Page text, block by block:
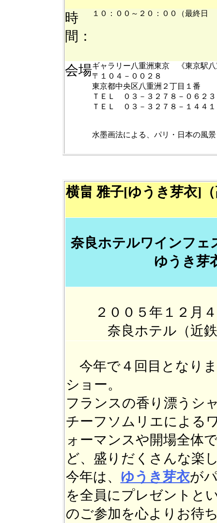
時
間：
１０：００～２０：００（最終日
会場ギャラリー八重洲東京 《東京駅
〒１０４－００２８
東京都中央区八重洲２丁目１番
ＴＥＬ ０３－３２７８－０６２
ＴＥＬ ０３－３２７８－１４４
水墨画法による、パリ・日本の風
横畠 雅子[ゆうき芽衣]
奈良ホテルワインフェ
ゆうき芽
２００５年１２
奈良ホテル（近
今年で４回目となり
ショー。
フランスの香り漂うシ
チーフソムリエによる
ォーマンスや開場全体
ど、盛りだくさんな楽
今年は、 ゆうき芽衣が
を全員にプレゼントと
のご参加を心よりお待